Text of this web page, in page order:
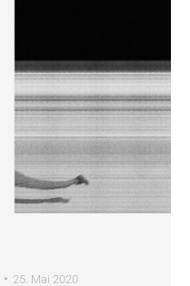
25. Mai 2020